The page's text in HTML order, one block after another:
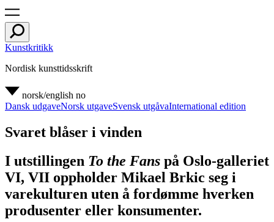
Kunstkritikk
Nordisk kunsttidsskrift
norsk/english no
Dansk udgaveNorsk utgaveSvensk utgåvaInternational edition
Svaret blåser i vinden
I utstillingen To the Fans på Oslo-galleriet
VI, VII oppholder Mikael Brkic seg i
varekulturen uten å fordømme hverken
produsenter eller konsumenter.